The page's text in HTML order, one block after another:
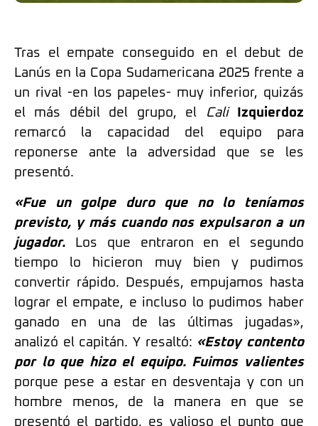
Tras el empate conseguido en el debut de
Lanús en la Copa Sudamericana 2025 frente a
un rival -en los papeles- muy inferior, quizás
el más débil del grupo, el Cali
Izquierdoz
remarcó la capacidad del equipo para
reponerse ante la adversidad que se les
presentó.
«Fue un golpe duro que no lo teníamos
previsto, y más cuando nos expulsaron a un
jugador.
Los que entraron en el segundo
tiempo lo hicieron muy bien y pudimos
convertir rápido. Después, empujamos hasta
lograr el empate, e incluso lo pudimos haber
ganado en una de las últimas jugadas»,
analizó el capitán. Y resaltó: «Estoy contento
por lo que hizo el equipo. Fuimos valientes
porque pese a estar en desventaja y con un
hombre menos, de la manera en que se
presentó el partido, es valioso el punto que